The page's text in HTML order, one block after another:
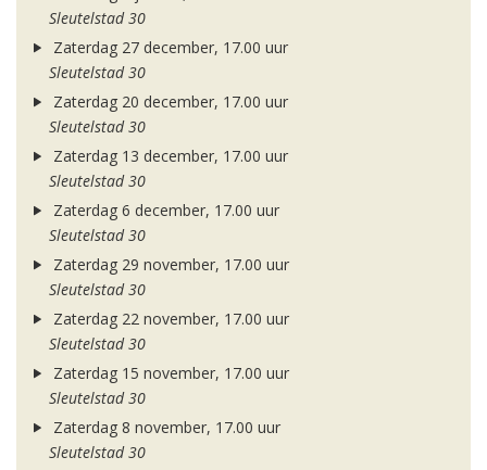
Sleutelstad 30
Zaterdag 27 december, 17.00 uur
Sleutelstad 30
Zaterdag 20 december, 17.00 uur
Sleutelstad 30
Zaterdag 13 december, 17.00 uur
Sleutelstad 30
Zaterdag 6 december, 17.00 uur
Sleutelstad 30
Zaterdag 29 november, 17.00 uur
Sleutelstad 30
Zaterdag 22 november, 17.00 uur
Sleutelstad 30
Zaterdag 15 november, 17.00 uur
Sleutelstad 30
Zaterdag 8 november, 17.00 uur
Sleutelstad 30